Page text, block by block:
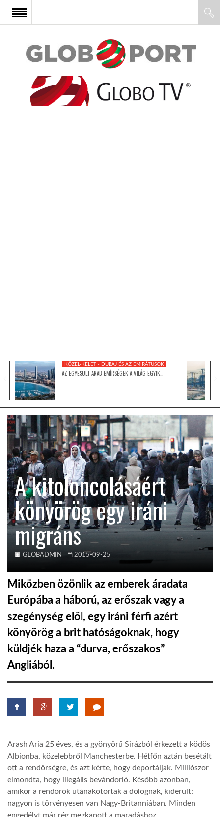
FŐOLDAL
AFRIKA
GLOBOTV BP
HÍR3D
TROPICALMAGAZIN
GLOBOTV
AFRIKA TUDÁSTÁR
A NAP SZÉPE
LINKTR.EE
GLOBOZSARU
DOBRAVERO.HU
LATIMO.HU
GLOBOBOOK
KÖZEL-KELET - DUBAJ ÉS AZ EMIRÁTUSOK
AZ EGYESÜLT ARAB EMÍRSÉGEK A VILÁG EGYIK…
A kitoloncolásáért
könyörög egy iráni
migráns
GLOBADMIN 2015-09-25
Miközben özönlik az emberek áradata
Európába a háború, az erőszak vagy a
szegénység elől, egy iráni férfi azért
könyörög a brit hatóságoknak, hogy
küldjék haza a “durva, erőszakos”
Angliából.
Arash Aria 25 éves, és a gyönyörű Sirázból érkezett a ködös
Albionba, közelebbről Manchesterbe. Hétfőn aztán besétált
ott a rendőrségre, és azt kérte, hogy deportálják. Milliószor
elmondta, hogy illegális bevándorló. Később azonban,
amikor a rendőrök utánakotortak a dolognak, kiderült:
nagyon is törvényesen van Nagy-Britanniában. Minden
engedélyt már rég megkapott a maradáshoz.